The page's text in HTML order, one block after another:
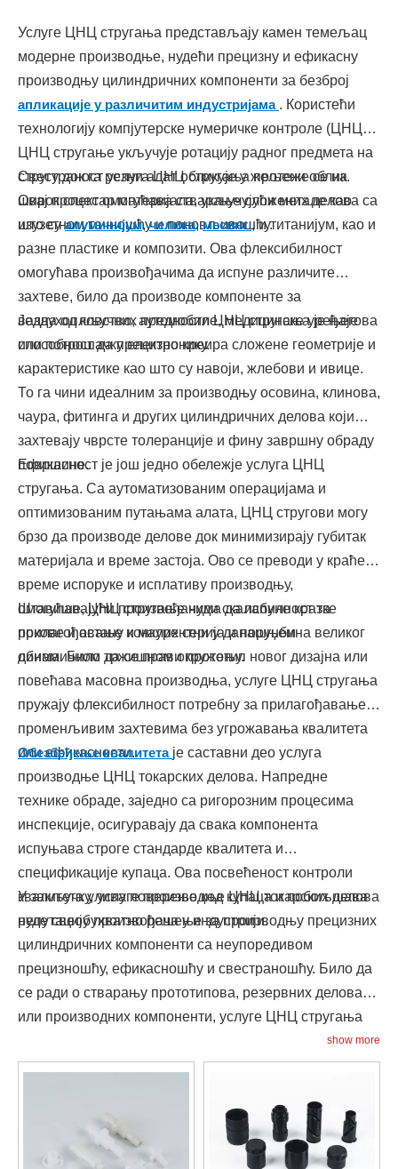
Услуге ЦНЦ стругања представљају камен темељац
модерне производње, нудећи прецизну и ефикасну
производњу цилиндричних компоненти за безброј
апликације у различитим индустријама . Користећи
технологију компјутерске нумеричке контроле (ЦНЦ),
ЦНЦ стругање укључује ротацију радног предмета на
стругу док га резни алат обликује у жељени облик.
Овај процес омогућава стварање сложених делова са
изузетном тачношћу и поновљивошћу.
Свестраност услуга ЦНЦ стругања протеже се на
широк спектар материјала, укључујући метале као
што суалуминијум,челика,месинг, и титанијум, као и
разне пластике и композити. Ова флексибилност
омогућава произвођачима да испуне различите
захтеве, било да производе компоненте за
ваздухопловство, аутомобиле, медицинске уређаје
или потрошачку електронику.
Једна од кључних предности ЦНЦ стругања је његова
способност да прецизно креира сложене геометрије и
карактеристике као што су навоји, жлебови и ивице.
То га чини идеалним за производњу осовина, клинова,
чаура, фитинга и других цилиндричних делова који
захтевају чврсте толеранције и фину завршну обраду
површине.
Ефикасност је још једно обележје услуга ЦНЦ
стругања. Са аутоматизованим операцијама и
оптимизованим путањама алата, ЦНЦ стругови могу
брзо да производе делове док минимизирају губитак
материјала и време застоја. Ово се преводи у краће
време испоруке и исплативу производњу,
омогућавајући произвођачима да испуне кратке
рокове и остану конкурентни у данашњем
динамичном тржишном окружењу.
Штавише, ЦНЦ стругање нуди скалабилност за
прилагођавање и малих серија и поруџбина великог
обима. Било да се прави прототип новог дизајна или
повећава масовна производња, услуге ЦНЦ стругања
пружају флексибилност потребну за прилагођавање
променљивим захтевима без угрожавања квалитета
или ефикасности.
Обезбеђење квалитета је саставни део услуга
производње ЦНЦ токарских делова. Напредне
технике обраде, заједно са ригорозним процесима
инспекције, осигуравају да свака компонента
испуњава строге стандарде квалитета и
спецификације купаца. Ова посвећеност контроли
квалитета улива поверење код купаца и побољшава
репутацију произвођача у индустрији.
У закључку, услуге производње ЦНЦ токарских делова
нуде свеобухватно решење за производњу прецизних
цилиндричних компоненти са неупоредивом
прецизношћу, ефикасношћу и свестраношћу. Било да
се ради о стварању прототипова, резервних делова
или производних компоненти, услуге ЦНЦ стругања
дају изузетне резултате који подстичу иновације и
успех на данашњем конкурентном тржишту.
show more